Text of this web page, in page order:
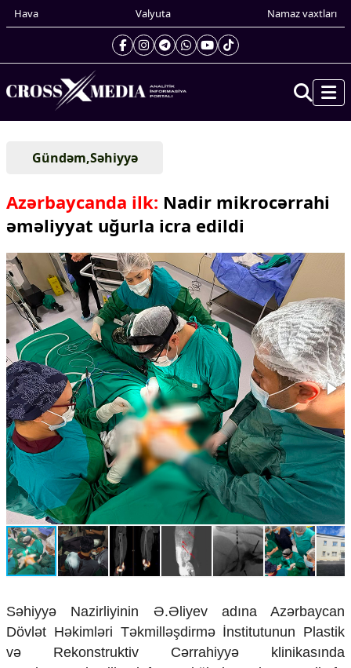
Hava Valyuta Namaz vaxtları
Gündəm
Xarici xəbərlər
Cənubi Qafqaz
Yaxın Şərq
Avropa
Amerika
Asiya
Afrika
Çarpaz baxış
Təhlil
Siyasi
Geosiyasi
İqtisadi
Sosioloji
Araşdırma
Multimedia
Foto
Video
İnfoqrafika
Humanitar
Elm və təhsil
Mədəniyyət
Gündəm,Səhiyyə
Azərbaycanda ilk: Nadir mikrocərrahi
əməliyyat uğurla icra edildi
Səhiyyə Nazirliyinin Ə.Əliyev adına Azərbaycan
Dövlət Həkimləri Təkmilləşdirmə İnstitutunun Plastik
və Rekonstruktiv Cərrahiyyə klinikasında